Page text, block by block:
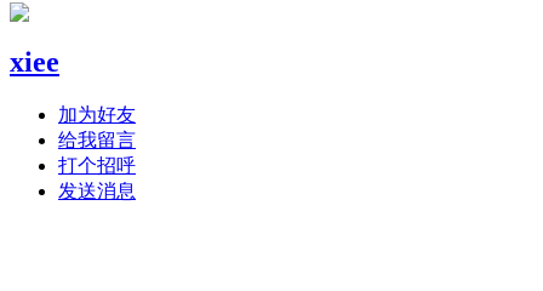
xiee
加为好友
给我留言
打个招呼
发送消息